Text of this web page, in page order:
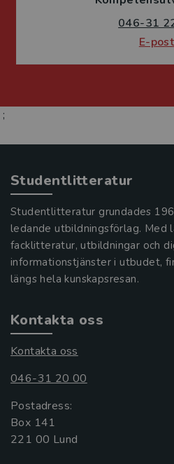
046-31
E-post
;
Studentlitteratur
Studentlitteratur grundades
ledande utbildningsförlag. Med
facklitteratur, utbildningar och
informationstjänster i utbudet,
längs hela kunskapsresan.
Kontakta oss
Kontakta oss
046-31 20 00
Postadress:
Box 141
221 00 Lund